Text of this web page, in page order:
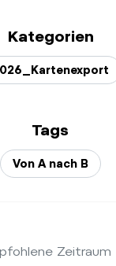
Kategorien
Tags
Von A nach B
Zeitraum